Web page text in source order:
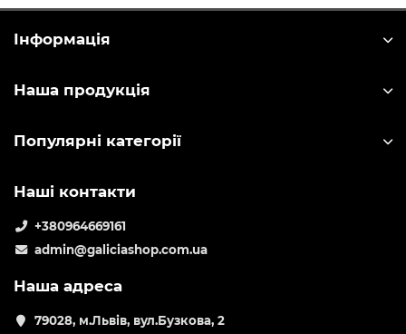
Інформація
Наша продукція
Популярні категорії
Наші контакти
+380964669161
admin@galiciashop.com.ua
Наша адреса
79028, м.Львів, вул.Бузкова, 2